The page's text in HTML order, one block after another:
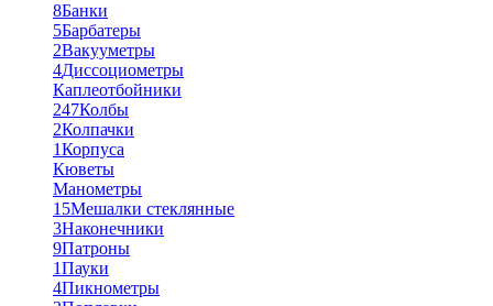
8Банки
5Барбатеры
2Вакууметры
4Диссоциометры
Каплеотбойники
247Колбы
2Колпачки
1Корпуса
Кюветы
Манометры
15Мешалки стеклянные
3Наконечники
9Патроны
1Пауки
4Пикнометры